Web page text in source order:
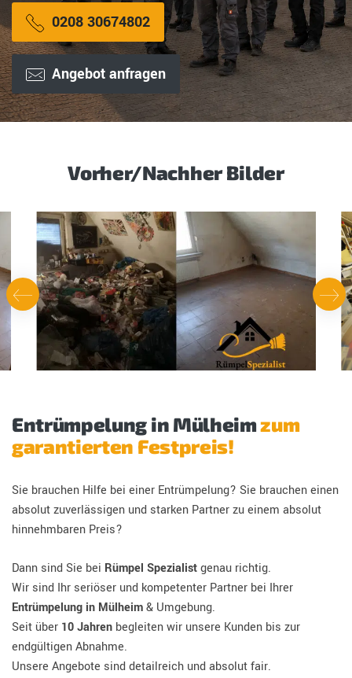
0208 30674802
Angebot anfragen
Vorher/Nachher Bilder
Entrümpelung in Mülheimzum
garantierten Festpreis!
Sie brauchen Hilfe bei einer Entrümpelung? Sie brauchen einen
absolut zuverlässigen und starken Partner zu einem absolut
hinnehmbaren Preis?
Dann sind Sie bei Rümpel Spezialistgenau richtig.
Wir sind Ihr seriöser und kompetenter Partner bei Ihrer
Entrümpelung in Mülheim& Umgebung.
Seit über 10 Jahren begleiten wir unsere Kunden bis zur
endgültigen Abnahme.
Unsere Angebote sind detailreich und absolut fair.